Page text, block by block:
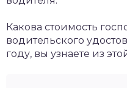
Какова стоимость
водительского
году, вы узнаете из